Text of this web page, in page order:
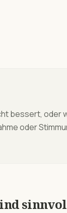
bessert, oder
oder